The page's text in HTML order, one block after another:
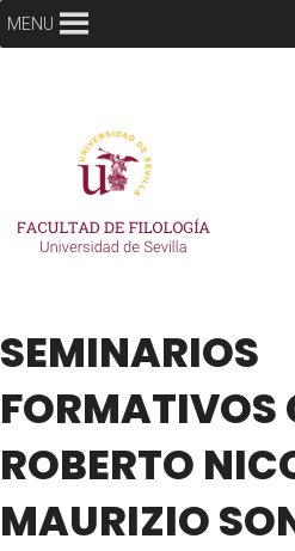
MENU
SEMINARIOS
FORMATIVOS
ROBERTO
MAURIZIO